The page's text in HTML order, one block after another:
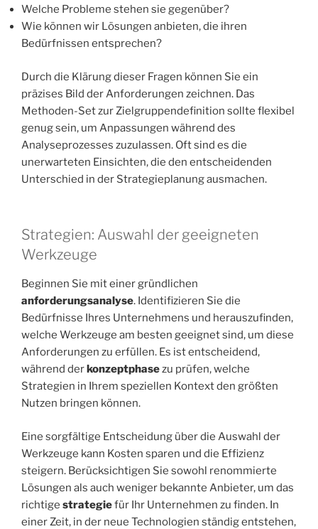
Welche Probleme stehen sie gegenüber?
Wie können wir Lösungen anbieten, die ihren
Bedürfnissen entsprechen?
Durch die Klärung dieser Fragen können Sie ein
präzises Bild der Anforderungen zeichnen. Das
Methoden-Set zur Zielgruppendefinition sollte flexibel
genug sein, um Anpassungen während des
Analyseprozesses zuzulassen. Oft sind es die
unerwarteten Einsichten, die den entscheidenden
Unterschied in der Strategieplanung ausmachen.
Strategien: Auswahl der geeigneten
Werkzeuge
Beginnen Sie mit einer gründlichen
anforderungsanalyse. Identifizieren Sie die
Bedürfnisse Ihres Unternehmens und herauszufinden,
welche Werkzeuge am besten geeignet sind, um diese
Anforderungen zu erfüllen. Es ist entscheidend,
während derkonzeptphasezu prüfen, welche
Strategien in Ihrem speziellen Kontext den größten
Nutzen bringen können.
Eine sorgfältige Entscheidung über die Auswahl der
Werkzeuge kann Kosten sparen und die Effizienz
steigern. Berücksichtigen Sie sowohl renommierte
Lösungen als auch weniger bekannte Anbieter, um das
richtige strategiefür Ihr Unternehmen zu finden. In
einer Zeit, in der neue Technologien ständig entstehen,